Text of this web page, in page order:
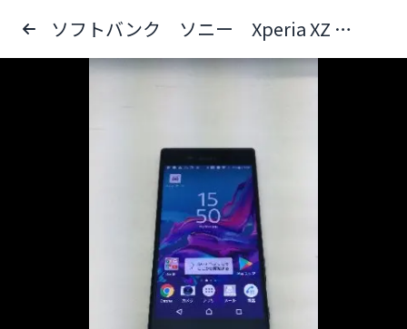
ソフトバンク ソニー Xperia XZ 601SO